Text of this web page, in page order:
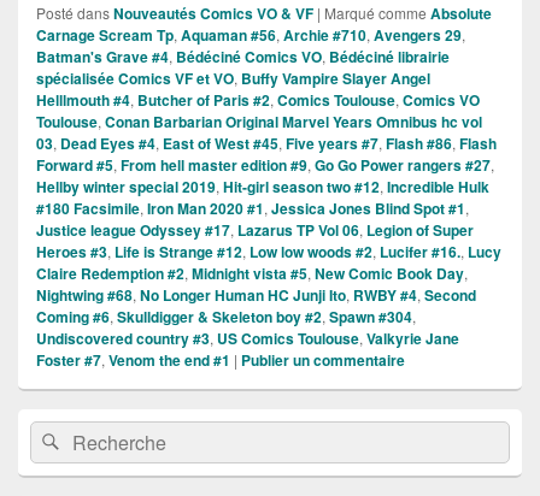
Posté dansNouveautés Comics VO & VF | Marqué comme Absolute
Carnage Scream Tp, Aquaman #56, Archie #710, Avengers 29,
Batman's Grave #4, Bédéciné Comics VO, Bédéciné librairie
spécialisée Comics VF et VO, Buffy Vampire Slayer Angel
Helllmouth #4, Butcher of Paris #2, Comics Toulouse, Comics VO
Toulouse, Conan Barbarian Original Marvel Years Omnibus hc vol
03, Dead Eyes #4, East of West #45, Five years #7, Flash #86, Flash
Forward #5, From hell master edition #9, Go Go Power rangers #27,
Hellby winter special 2019, Hit-girl season two #12, Incredible Hulk
#180 Facsimile, Iron Man 2020 #1, Jessica Jones Blind Spot #1,
Justice league Odyssey #17, Lazarus TP Vol 06, Legion of Super
Heroes #3, Life is Strange #12, Low low woods #2, Lucifer #16., Lucy
Claire Redemption #2, Midnight vista #5, New Comic Book Day,
Nightwing #68, No Longer Human HC Junji Ito, RWBY #4, Second
Coming #6, Skulldigger & Skeleton boy #2, Spawn #304,
Undiscovered country #3, US Comics Toulouse, Valkyrie Jane
Foster #7, Venom the end #1 | Publier un commentaire
Zone
principale
de
widget
Recherche :Rechercher